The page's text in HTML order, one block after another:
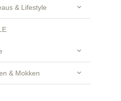
& Lifestyle
& Mokken